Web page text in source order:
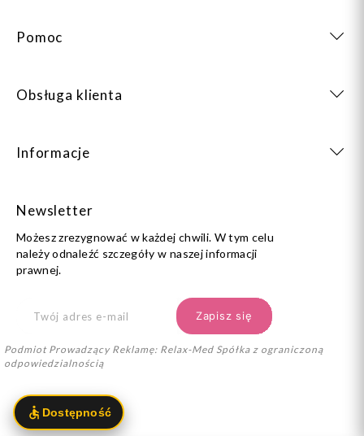
Pomoc
Obsługa klienta
Informacje
Newsletter
Możesz zrezygnować w każdej chwili. W tym celu
należy odnaleźć szczegóły w naszej informacji
prawnej.
Podmiot Prowadzący Reklamę: Relax-Med Spółka z ograniczoną
odpowiedzialnością